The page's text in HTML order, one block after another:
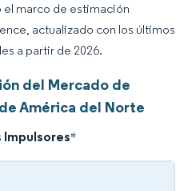
marco de estimación
actualizado con los últimos
a partir de 2026.
del Mercado de
América del Norte
Impulsores*